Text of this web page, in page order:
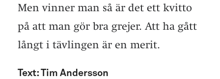
Men vinner man så är det ett kvitto
på att man gör bra grejer. Att ha gått
långt i tävlingen är en merit.
Text: Tim Andersson